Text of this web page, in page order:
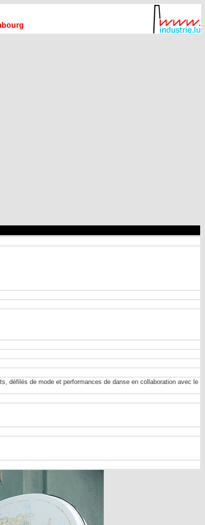
défilés de mode et performances de danse en collaboration avec le